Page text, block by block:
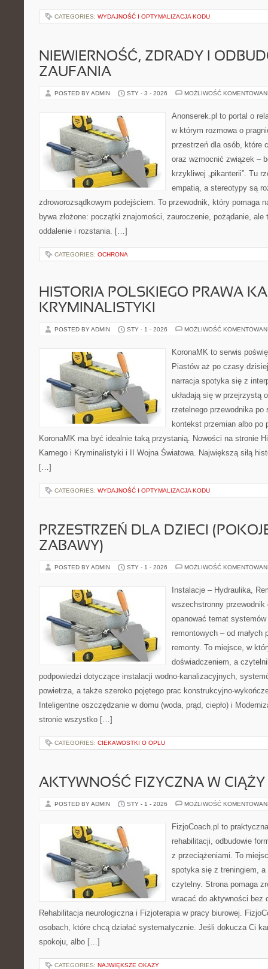
CATEGORIES: WYDAJNOŚĆ I OPTYMALIZACJA KODU
NIEWIERNOŚĆ, ZDRADY I
ZAUFANIA
POSTED BY ADMIN STY - 3 - 2026 MOŻLIWOŚĆ
Anonserek.pl to portal o
w którym rozmowa o
przestrzeń dla osób, które
oraz wzmocnić związek –
krzykliwej „pikanterii”. Tu
empatią, a stereotypy są
zdroworozsądkowym podejściem. To przewodnik, który pomaga
bywa złożone: początki znajomości, zauroczenie, pożądanie,
oddalenie i rozstania. […]
CATEGORIES: OCHRONA
HISTORIA POLSKIEGO PRAWA
KRYMINALISTYKI
POSTED BY ADMIN STY - 1 - 2026 MOŻLIWOŚĆ
KoronaMK to serwis
Piastów aż po czasy
narracja spotyka się z
układają się w przejrzystą
rzetelnego przewodnika
kontekst przemian albo po
KoronaMK ma być idealnie taką przystanią. Nowości na stronie
Karnego i Kryminalistyki i II Wojna Światowa. Największą siłą
[…]
CATEGORIES: WYDAJNOŚĆ I OPTYMALIZACJA KODU
PRZESTRZEŃ DLA DZIECI
ZABAWY)
POSTED BY ADMIN STY - 1 - 2026 MOŻLIWOŚĆ
Instalacje – Hydraulika,
wszechstronny
opanować temat
remontowych – od małych
remonty. To miejsce, w
doświadczeniem, a
podpowiedzi dotyczące instalacji wodno-kanalizacyjnych,
powietrza, a także szeroko pojętego prac konstrukcyjno-
Inteligentne oszczędzanie w domu (woda, prąd, ciepło) i
stronie wszystko […]
CATEGORIES: CIEKAWOSTKI O OPLU
AKTYWNOŚĆ FIZYCZNA W CIĄŻY
POSTED BY ADMIN STY - 1 - 2026 MOŻLIWOŚĆ
FizjoCoach.pl to
rehabilitacji, odbudowie
z przeciążeniami. To
spotyka się z treningiem,
czytelny. Strona pomaga
wracać do aktywności bez
Rehabilitacja neurologiczna i Fizjoterapia w pracy biurowej.
osobach, które chcą działać systematycznie. Jeśli dokucza Ci
spokoju, albo […]
CATEGORIES: NAJWIĘKSZE OKAZY